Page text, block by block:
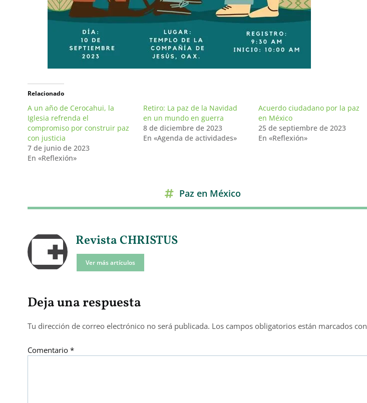
Relacionado
A un año de Cerocahui, la
Iglesia refrenda el
compromiso por construir paz
con justicia
7 de junio de 2023
En «Reflexión»
Retiro: La paz de la Navidad
en un mundo en guerra
8 de diciembre de 2023
En «Agenda de actividades»
Acuerdo ciudadano por la paz
en México
25 de septiembre de 2023
En «Reflexión»
Paz en México
Revista CHRISTUS
Ver más artículos
Deja una respuesta
Tu dirección de correo electrónico no será publicada. Los campos obligatorios están marcados con
Comentario *